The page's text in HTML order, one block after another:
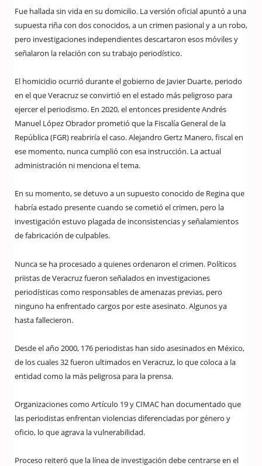
Fue hallada sin vida en su domicilio. La versión oficial apuntó a una
supuesta riña con dos conocidos, a un crimen pasional y a un robo,
pero investigaciones independientes descartaron esos móviles y
señalaron la relación con su trabajo periodístico.
El homicidio ocurrió durante el gobierno de Javier Duarte, periodo
en el que Veracruz se convirtió en el estado más peligroso para
ejercer el periodismo. En 2020, el entonces presidente Andrés
Manuel López Obrador prometió que la Fiscalía General de la
República (FGR) reabriría el caso. Alejandro Gertz Manero, fiscal en
ese momento, nunca cumplió con esa instrucción. La actual
administración ni menciona el tema.
En su momento, se detuvo a un supuesto conocido de Regina que
habría estado presente cuando se cometió el crimen, pero la
investigación estuvo plagada de inconsistencias y señalamientos
de fabricación de culpables.
Nunca se ha procesado a quienes ordenaron el crimen. Políticos
priistas de Veracruz fueron señalados en investigaciones
periodísticas como responsables de amenazas previas, pero
ninguno ha enfrentado cargos por este asesinato. Algunos ya
hasta fallecieron.
Desde el año 2000, 176 periodistas han sido asesinados en México,
de los cuales 32 fueron ultimados en Veracruz, lo que coloca a la
entidad como la más peligrosa para la prensa.
Organizaciones como Artículo 19 y CIMAC han documentado que
las periodistas enfrentan violencias diferenciadas por género y
oficio, lo que agrava la vulnerabilidad.
Proceso reiteró que la línea de investigación debe centrarse en el